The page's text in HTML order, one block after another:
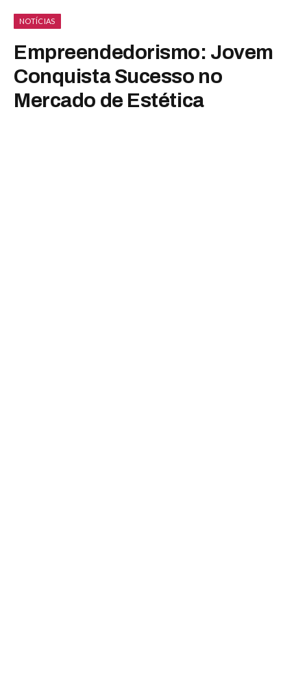
NOTÍCIAS
Empreendedorismo: Jovem
Conquista Sucesso no
Mercado de Estética